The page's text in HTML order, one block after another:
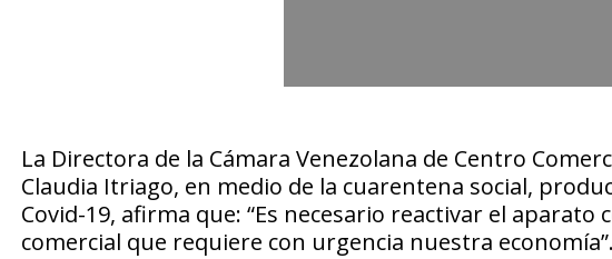
La Directora de la Cámara Venezolana de Centro
Claudia Itriago, en medio de la cuarentena social,
Covid-19, afirma que: “Es necesario reactivar el
comercial que requiere con urgencia nuestra economía”.